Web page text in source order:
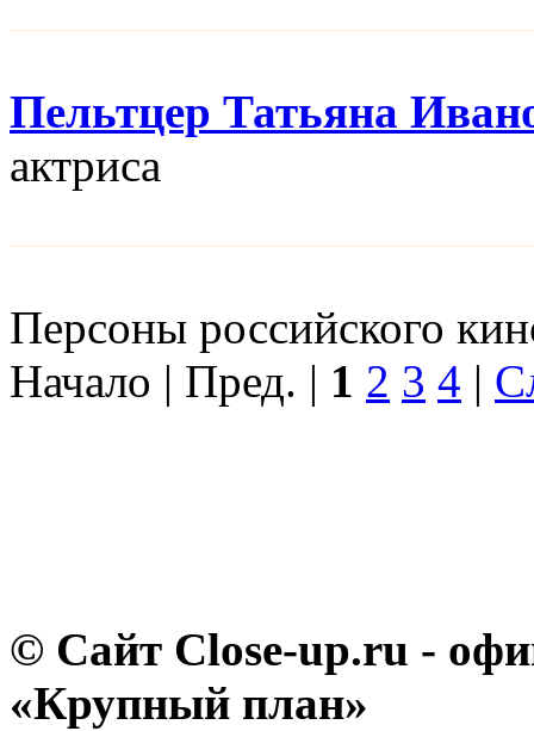
Пельтцер Татьяна
актриса
Персоны российского
Начало | Пред. | 1 2 3 4 |
© Сайт Close-up.ru -
«Крупный план»